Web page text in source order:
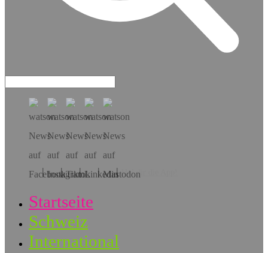
Hol dir die App!
Startseite
Schweiz
International